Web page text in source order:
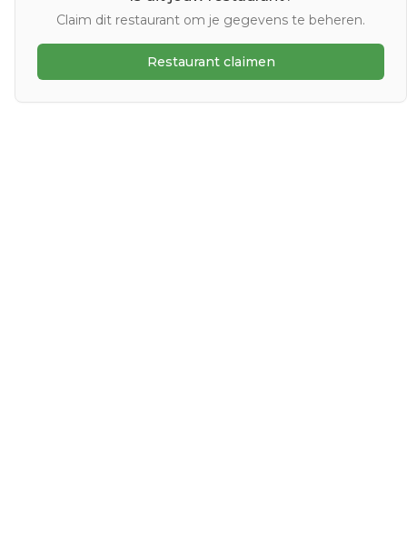
Claim dit restaurant om je gegevens te beheren.
Restaurant claimen